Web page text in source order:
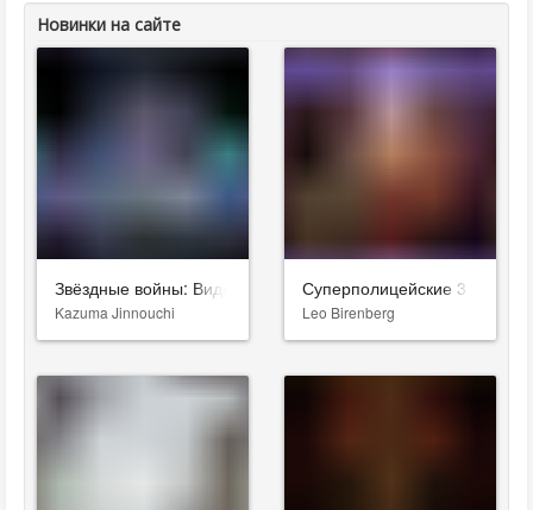
Новинки на сайте
Звёздные войны: Видения. Девятый джедай
Kazuma Jinnouchi
Суперполицейские 3
Leo Birenberg